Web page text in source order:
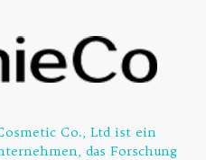
Co., Ltd ist ein
das Forschung